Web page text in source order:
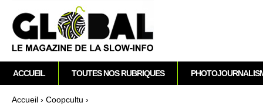
Accueil › Co­opcultu ›
M
e
n
ACCUEIL TOUTES NOS RUBRIQUES